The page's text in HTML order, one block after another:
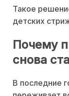
Такое
детских
Почему
снова
В последние